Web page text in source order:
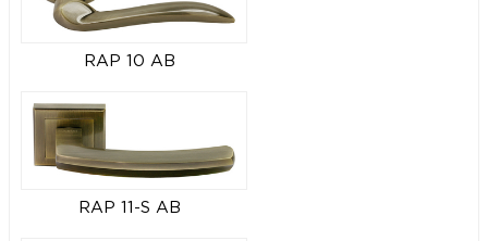
RAP 10 AB
RAP 11-S AB